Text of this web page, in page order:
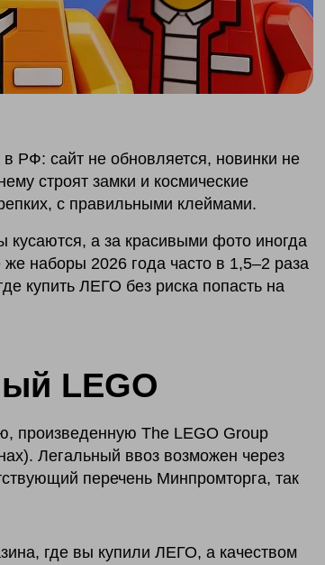
РФ: сайт не обновляется, новинки не
строят замки и космические
с правильными клеймами.
а за красивыми фото иногда
наборы 2026 года часто в 1,5–2 раза
купить ЛЕГО без риска попасть на
LEGO
произведенную The LEGO Group
Легальный ввоз возможен через
перечень Минпромторга, так
где вы купили ЛЕГО, а качеством